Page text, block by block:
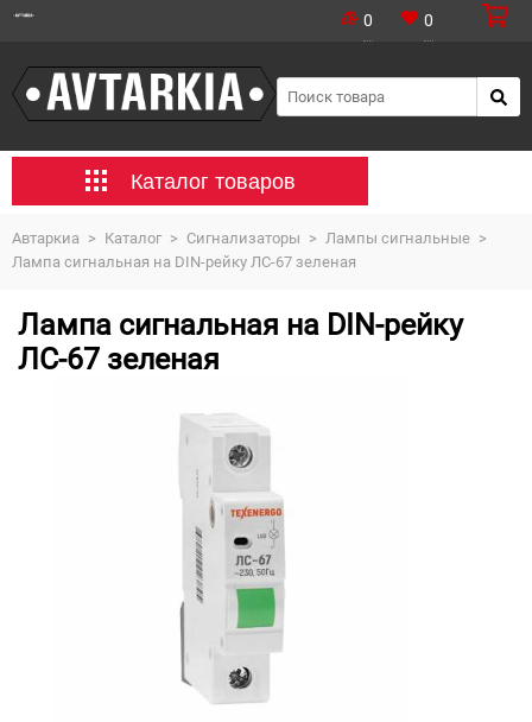
0 0
Каталог товаров
Автаркиа > Каталог > Сигнализаторы > Лампы сигнальные >
Лампа сигнальная на DIN-рейку ЛС-67 зеленая
Лампа сигнальная на DIN-рейку
ЛС-67 зеленая